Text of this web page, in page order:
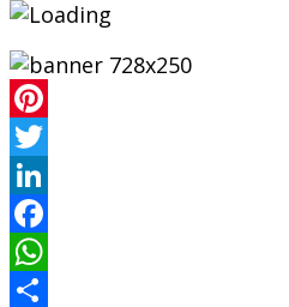
Pinterest
Twitter
LinkedIn
Facebook
WhatsApp